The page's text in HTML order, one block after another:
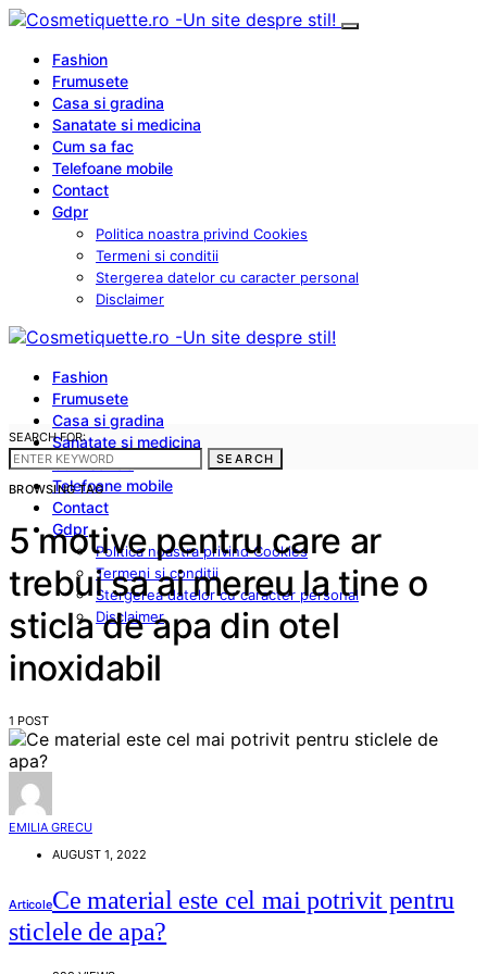
Fashion
Frumusete
Casa si gradina
Sanatate si medicina
Cum sa fac
Telefoane mobile
Contact
Gdpr
Politica noastra privind Cookies
Termeni si conditii
Stergerea datelor cu caracter personal
Disclaimer
Fashion
Frumusete
Casa si gradina
Sanatate si medicina
Cum sa fac
Telefoane mobile
Contact
Gdpr
Politica noastra privind Cookies
Termeni si conditii
Stergerea datelor cu caracter personal
Disclaimer
SEARCH FOR:
SEARCH
BROWSING TAG
5 motive pentru care ar
trebui sa ai mereu la tine o
sticla de apa din otel
inoxidabil
1 POST
EMILIA GRECU
AUGUST 1, 2022
ArticoleCe material este cel mai potrivit pentru
sticlele de apa?